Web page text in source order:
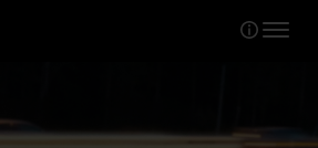
le monde de